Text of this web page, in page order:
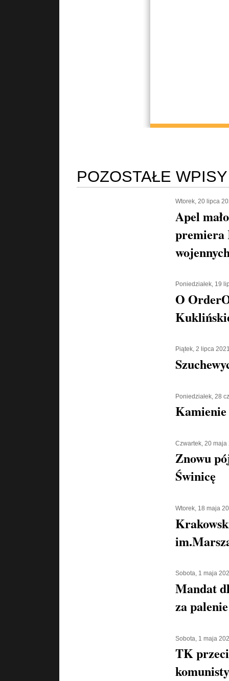
POZOSTAŁE WPISY
Wtorek, 20 lipca
Apel
premiera
Poniedziałek, 19
O
Piątek, 2 lipca
Poniedziałek, 28
Kamienie
Czwartek, 20 maja
Znowu
Świnicę
Wtorek, 18 maja
Sobota, 1 maja
Mandat
za
Sobota, 1 maja
TK